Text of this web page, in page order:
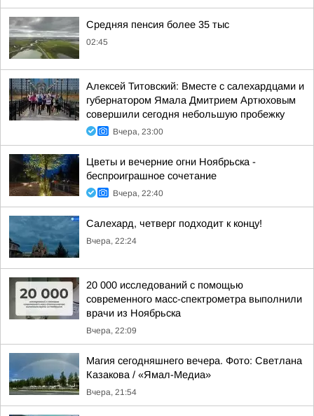
Средняя пенсия более 35 тыс
02:45
Алексей Титовский: Вместе с салехардцами и
губернатором Ямала Дмитрием Артюховым
совершили сегодня небольшую пробежку
Вчера, 23:00
Цветы и вечерние огни Ноябрьска -
беспроиграшное сочетание
Вчера, 22:40
Салехард, четверг подходит к концу!
Вчера, 22:24
20 000 исследований с помощью
современного масс-спектрометра выполнили
врачи из Ноябрьска
Вчера, 22:09
Магия сегодняшнего вечера. Фото: Светлана
Казакова / «Ямал-Медиа»
Вчера, 21:54